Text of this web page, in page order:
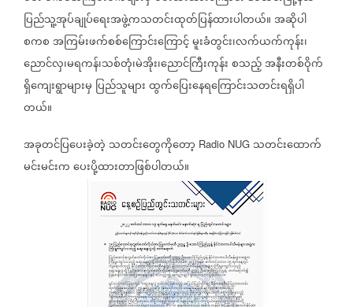
ပြည်သူ့အုပ်ချုပ်ရေးအဖွဲ့ကသတင်းထုတ်ပြန်ထားပါတယ်။အဆိုပါ
စကစအကြမ်းဖက်စစ်ကြောင်းကြောင့်မူးခံတွင်း၊လက်ယက်ကုန်း၊
ညောင်လှ၊မရကန်၊သစ်တုံ၊မဲအိုး၊ညောင်ကြီးကုန်းစသည့်အနီးတစ်ဝိုက်
ရှိကျေးရွာများမှ ပြည်သူများထွက်ပြေးနေရကြောင်းသတင်းရရှိပါ
တယ်။
အခုတင်ပြပေးခဲ့တဲ့ သတင်းတွေကိုတော့ Radio NUG သတင်းထောက်
မင်းမင်းကပေးပို့ထားတာဖြစ်ပါတယ်။